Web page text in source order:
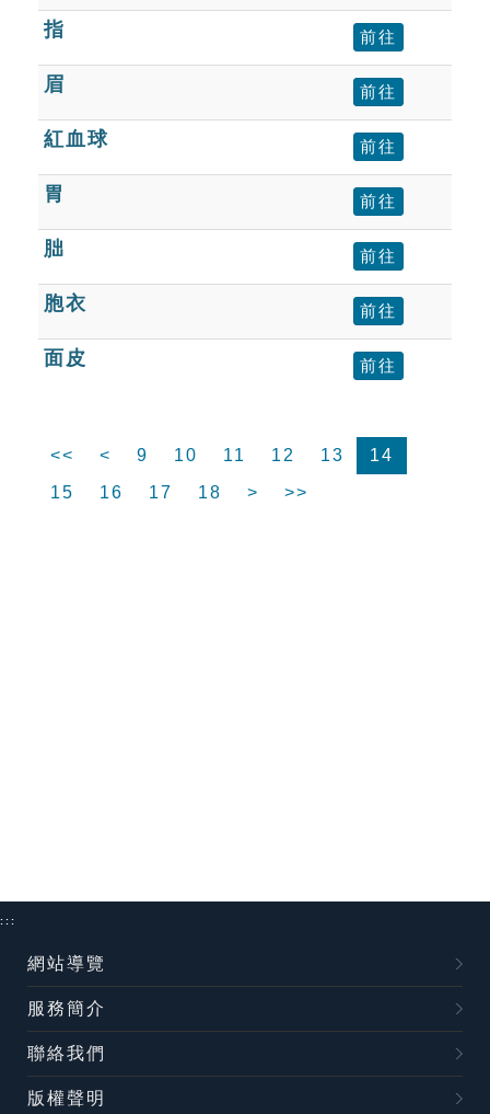
貓頭鷹博士
指 前往
眉 前往
紅血球 前往
胃 前往
胐 前往
胞衣 前往
面皮 前往
<< < 9 10 11 12 13
14
15
16 17 18 > >>
:::
網站導覽
服務簡介
聯絡我們
版權聲明